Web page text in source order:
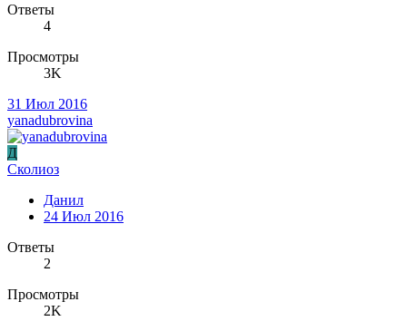
Ответы
4
Просмотры
3K
31 Июл 2016
yanadubrovina
Д
Сколиоз
Данил
24 Июл 2016
Ответы
2
Просмотры
2K